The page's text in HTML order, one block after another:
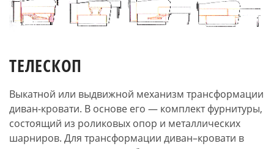
ТЕЛЕСКОП
Выкатной или выдвижной механизм трансформации
диван-кровати. В основе его — комплект фурнитуры,
состоящий из роликовых опор и металлических
шарниров. Для трансформации диван–кровати в